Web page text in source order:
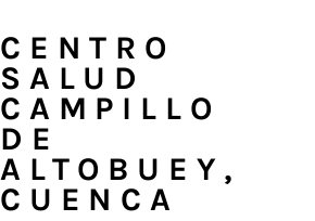
CENTRO
SALUD
CAMPILLO
DE
ALTOBUEY,
CUENCA